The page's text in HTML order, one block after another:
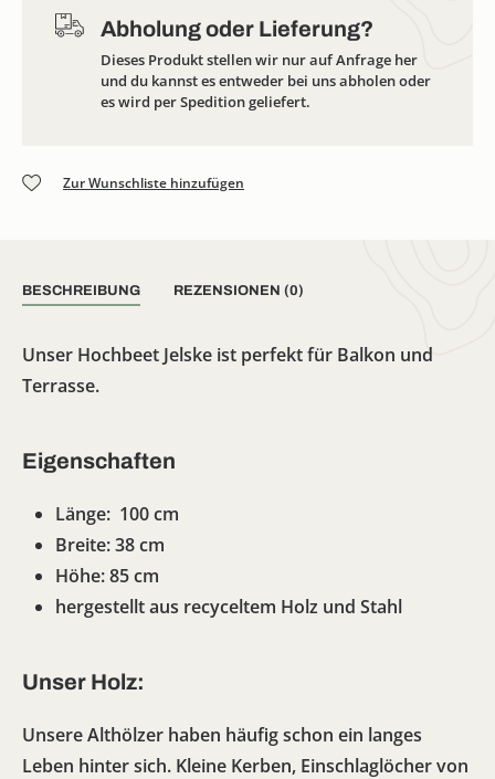
Abholung oder Lieferung?
Dieses Produkt stellen wir nur auf Anfrage her
und du kannst es entweder bei uns abholen oder
es wird per Spedition geliefert.
Zur Wunschliste hinzufügen
BESCHREIBUNG REZENSIONEN (0)
Unser Hochbeet Jelske ist perfekt für Balkon und
Terrasse.
Eigenschaften
Länge: 100 cm
Breite: 38 cm
Höhe: 85 cm
hergestellt aus recyceltem Holz und Stahl
Unser Holz:
Unsere Althölzer haben häufig schon ein langes
Leben hinter sich. Kleine Kerben, Einschlaglöcher von